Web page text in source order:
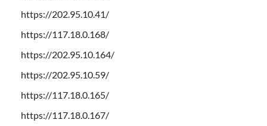
https://202.95.10.41/
https://117.18.0.168/
https://202.95.10.164/
https://202.95.10.59/
https://117.18.0.165/
https://117.18.0.167/